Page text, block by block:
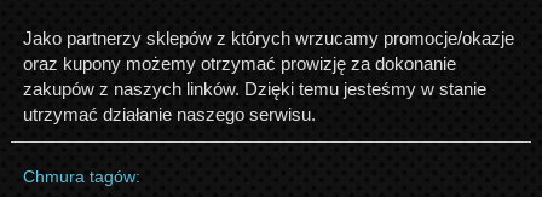
Jako partnerzy sklepów z których wrzucamy promocje/okazje
oraz kupony możemy otrzymać prowizję za dokonanie
zakupów z naszych linków. Dzięki temu jesteśmy w stanie
utrzymać działanie naszego serwisu.
Chmura tagów: